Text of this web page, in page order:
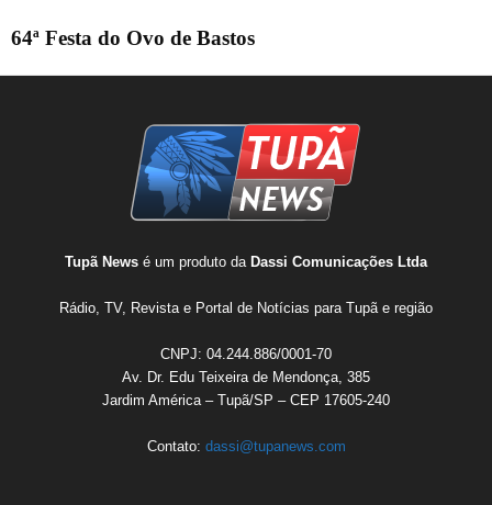
64ª Festa do Ovo de Bastos
Tupã News é um produto da Dassi Comunicações Ltda
Rádio, TV, Revista e Portal de Notícias para Tupã e região
CNPJ: 04.244.886/0001-70
Av. Dr. Edu Teixeira de Mendonça, 385
Jardim América – Tupã/SP – CEP 17605-240
Contato: dassi@tupanews.com